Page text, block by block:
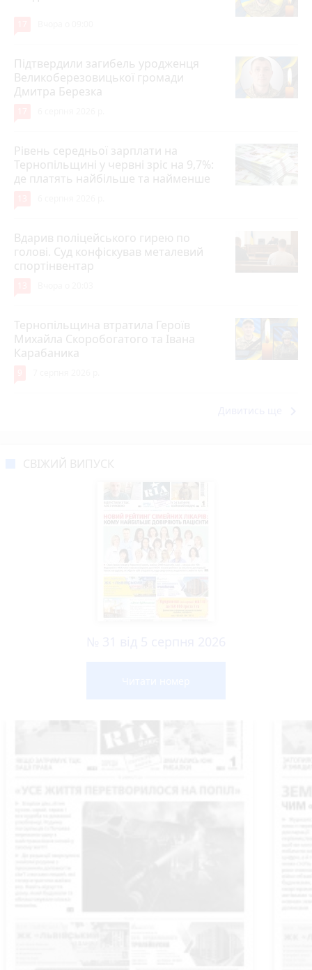
Підтвердили загибель уродженця
Великоберезовицької громади
Дмитра Березка
Рівень середньої зарплати на
Тернопільщині у червні зріс на 9,7%:
де платять найбільше та найменше
Вдарив поліцейського гирею по
голові. Суд конфіскував металевий
спортінвентар
Тернопільщина втратила Героїв
Михайла Скоробогатого та Івана
Карабаника